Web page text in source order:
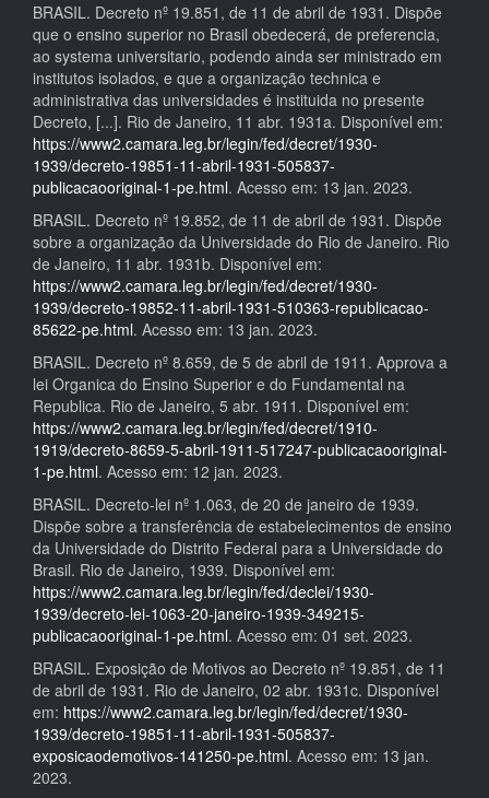
BRASIL. Decreto nº 19.851, de 11 de abril de 1931. Dispõe
que o ensino superior no Brasil obedecerá, de preferencia,
ao systema universitario, podendo ainda ser ministrado em
institutos isolados, e que a organização technica e
administrativa das universidades é instituida no presente
Decreto, [...]. Rio de Janeiro, 11 abr. 1931a. Disponível em:
https://www2.camara.leg.br/legin/fed/decret/1930-
1939/decreto-19851-11-abril-1931-505837-
publicacaooriginal-1-pe.html. Acesso em: 13 jan. 2023.
BRASIL. Decreto nº 19.852, de 11 de abril de 1931. Dispõe
sobre a organização da Universidade do Rio de Janeiro. Rio
de Janeiro, 11 abr. 1931b. Disponível em:
https://www2.camara.leg.br/legin/fed/decret/1930-
1939/decreto-19852-11-abril-1931-510363-republicacao-
85622-pe.html. Acesso em: 13 jan. 2023.
BRASIL. Decreto nº 8.659, de 5 de abril de 1911. Approva a
lei Organica do Ensino Superior e do Fundamental na
Republica. Rio de Janeiro, 5 abr. 1911. Disponível em:
https://www2.camara.leg.br/legin/fed/decret/1910-
1919/decreto-8659-5-abril-1911-517247-publicacaooriginal-
1-pe.html. Acesso em: 12 jan. 2023.
BRASIL. Decreto-lei nº 1.063, de 20 de janeiro de 1939.
Dispõe sobre a transferência de estabelecimentos de ensino
da Universidade do Distrito Federal para a Universidade do
Brasil. Rio de Janeiro, 1939. Disponível em:
https://www2.camara.leg.br/legin/fed/declei/1930-
1939/decreto-lei-1063-20-janeiro-1939-349215-
publicacaooriginal-1-pe.html. Acesso em: 01 set. 2023.
BRASIL. Exposição de Motivos ao Decreto nº 19.851, de 11
de abril de 1931. Rio de Janeiro, 02 abr. 1931c. Disponível
em: https://www2.camara.leg.br/legin/fed/decret/1930-
1939/decreto-19851-11-abril-1931-505837-
exposicaodemotivos-141250-pe.html. Acesso em: 13 jan.
2023.